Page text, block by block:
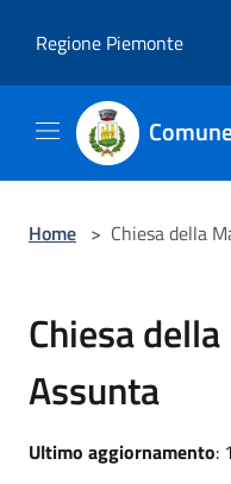
Regione Piemonte
Home > Chiesa della
Chiesa
Assunta
Ultimo aggiornamento: